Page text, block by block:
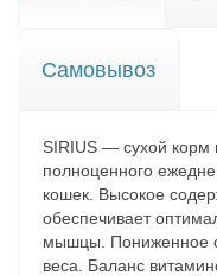
Самовывоз
SIRIUS — сухой корм
полноценного
кошек. Высокое
обеспечивает
мышцы. Пониженное
веса. Баланс